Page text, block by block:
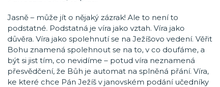
Jasně – může jít o nějaký zázrak! Ale to není to
podstatné. Podstatná je víra jako vztah. Víra jako
důvěra. Víra jako spolehnutí se na Ježíšovo vedení. Věřit
Bohu znamená spolehnout se na to, v co doufáme, a
být si jist tím, co nevidíme – potud víra neznamená
přesvědčení, že Bůh je automat na splněná přání. Víra,
ke které chce Pán Ježíš v janovském podání učedníky